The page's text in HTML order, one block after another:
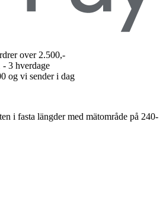
over 2.500,-
3 hverdage
og vi sender i dag
i fasta längder med mätområde på 240-